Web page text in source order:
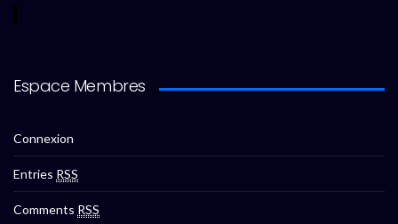
Espace Membres
Connexion
Entries RSS
Comments RSS